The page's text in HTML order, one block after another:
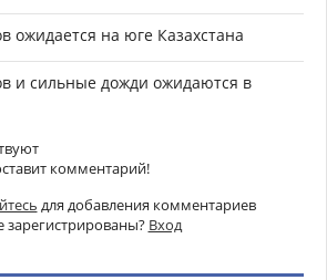
ожидается на юге Казахстана
и сильные дожди ожидаются в
комментарий!
для добавления комментариев
зарегистрированы? Вход